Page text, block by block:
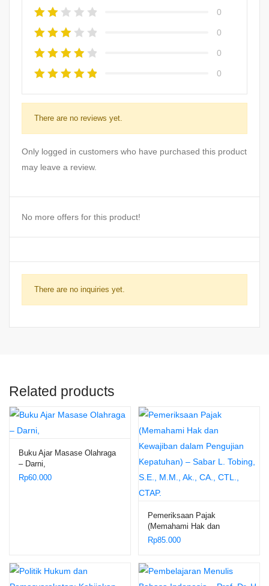
0
0
0
0
There are no reviews yet.
Only logged in customers who have purchased this product
may leave a review.
No more offers for this product!
There are no inquiries yet.
Related products
Buku Ajar Masase Olahraga
– Darni,
Rp60.000
Pemeriksaan Pajak
(Memahami Hak dan
Kewajiban dalam Pengujian
CTL., CTAP.
Rp85.000